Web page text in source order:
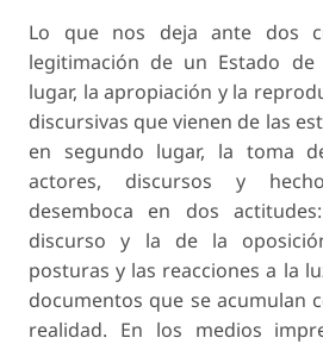
Lo que nos deja ante dos
legitimación de un Estado
lugar, la apropiación y la
discursivas que vienen de las
en segundo lugar, la toma
actores, discursos y
desemboca en dos
discurso y la de la
posturas y las reacciones a la
documentos que se acumulan
realidad. En los medios